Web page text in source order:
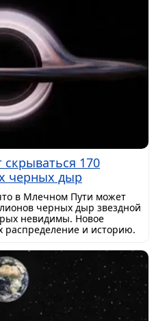
170
черных дыр
в Млечном Пути может
черных дыр звездной
невидимы. Новое
распределение и историю.